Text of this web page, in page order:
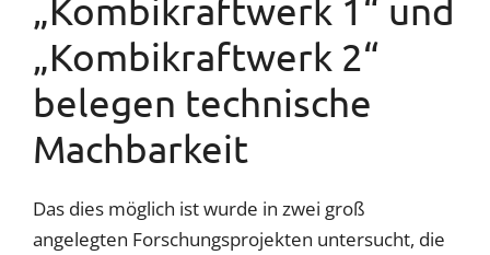
„Kombikraftwerk 1“ und
„Kombikraftwerk 2“
belegen technische
Machbarkeit
Das dies möglich ist wurde in zwei groß
angelegten Forschungsprojekten untersucht, die